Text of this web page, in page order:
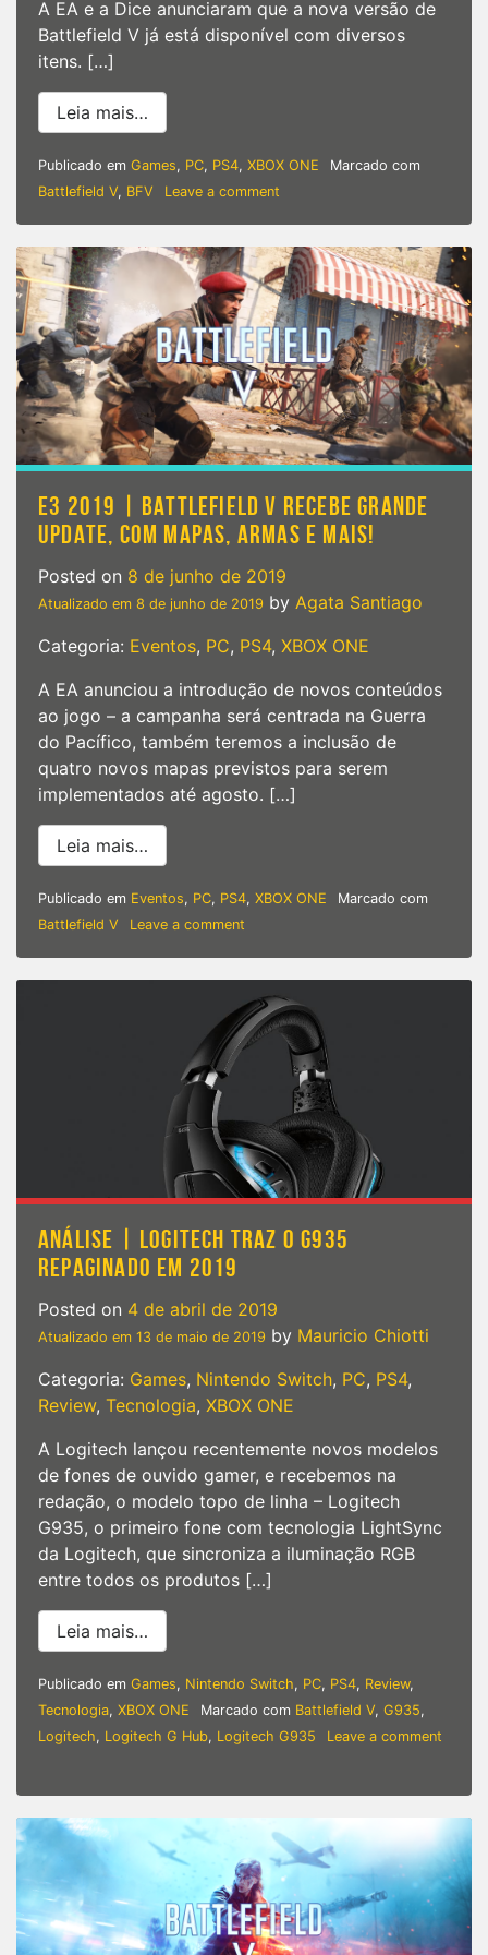
A EA e a Dice anunciaram que a nova versão de
Battlefield V já está disponível com diversos
itens. […]
Leia mais…
Publicado em Games, PC, PS4, XBOX ONE
Marcado com
Battlefield V, BFV Leave a comment
|
Edição
do
Ano
2
já
está
disponível
em
Battlefield
V
E3 2019 | BATTLEFIELD V RECEBE GRANDE
UPDATE, COM MAPAS, ARMAS E MAIS!
Posted on 8 de junho de 2019
Atualizado em 8 de junho de 2019 by Agata Santiago
Categoria: Eventos, PC, PS4, XBOX ONE
A EA anunciou a introdução de novos conteúdos
ao jogo – a campanha será centrada na Guerra
do Pacífico, também teremos a inclusão de
quatro novos mapas previstos para serem
implementados até agosto. […]
Leia mais…
Publicado em Eventos, PC, PS4, XBOX ONE
Marcado com
Battlefield V
Leave a comment
2019
|
Battlefield
V
recebe
mapas,
armas
e
mais!
ANÁLISE | LOGITECH TRAZ O G935
REPAGINADO EM 2019
Posted on 4 de abril de 2019
Atualizado em 13 de maio de 2019 by Mauricio Chiotti
Categoria: Games, Nintendo Switch, PC, PS4,
Review, Tecnologia, XBOX ONE
A Logitech lançou recentemente novos modelos
de fones de ouvido gamer, e recebemos na
redação, o modelo topo de linha – Logitech
G935, o primeiro fone com tecnologia LightSync
da Logitech, que sincroniza a iluminação RGB
entre todos os produtos […]
Leia mais…
Publicado em Games, Nintendo Switch, PC, PS4, Review,
Tecnologia, XBOX ONE Marcado com Battlefield V, G935,
Logitech, Logitech G Hub, Logitech G935
Leave a comment
|
Logitech
G935
repaginado
em
2019